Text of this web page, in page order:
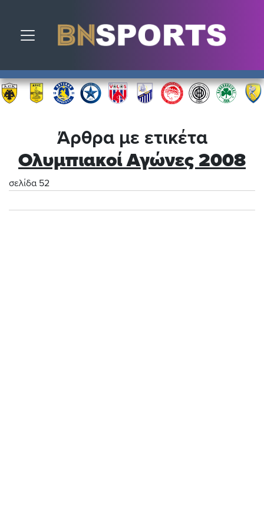
Toggle navigation
Άρθρα με ετικέτα
Ολυμπιακοί Αγώνες 2008
σελίδα 52